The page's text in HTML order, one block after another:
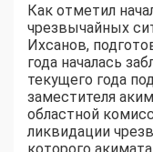
Как отметил
чрезвычайных
Ихсанов,
года началась
текущего года
заместителя
областной
ликвидации